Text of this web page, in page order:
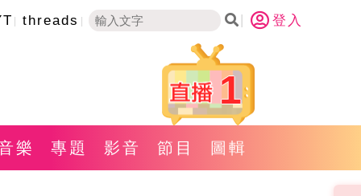
threads 登入
1
樂 專題 影音 節目 圖輯